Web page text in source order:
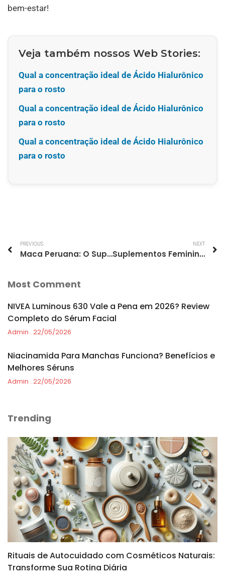
bem-estar!
Veja também nossos Web Stories:
Qual a concentração ideal de Ácido Hialurônico
para o rosto
Qual a concentração ideal de Ácido Hialurônico
para o rosto
Qual a concentração ideal de Ácido Hialurônico
para o rosto
PREVIOUS
Maca Peruana: O Suplemento que Potencializa a Energia e a Definição Feminina
NEXT
Suplementos Femininos: A Importância da Maca Peruana na Busca por Energia e Definição
Most Comment
NIVEA Luminous 630 Vale a Pena em 2026? Review
Completo do Sérum Facial
Admin 22/05/2026
Niacinamida Para Manchas Funciona? Benefícios e
Melhores Séruns
Admin 22/05/2026
Trending
Rituais de Autocuidado com Cosméticos Naturais:
Transforme Sua Rotina Diária